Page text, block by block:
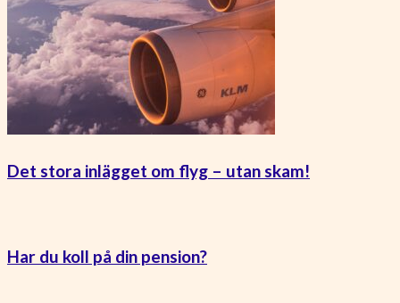
Det stora inlägget om flyg – utan skam!
Har du koll på din pension?